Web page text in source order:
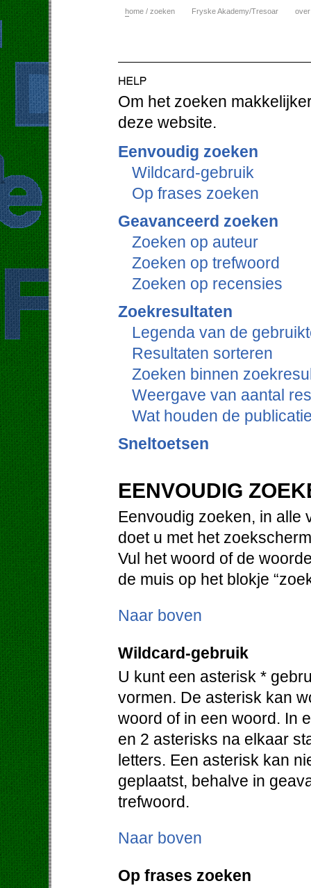
home / zoeken Fryske Akademy/Tresoar
Om het zoeken
deze website.
Eenvoudig zoeken
Wildcard-gebruik
Op frases zoeken
Geavanceerd zoeken
Zoeken op auteur
Zoeken op trefwoord
Zoeken op recensies
Zoekresultaten
Legenda van de
Resultaten sorteren
Zoeken binnen
Weergave van aantal
Wat houden de
Sneltoetsen
EENVOUDIG
Eenvoudig zoeken, in alle
doet u met het
Vul het woord of de
de muis op het blokje
Naar boven
Wildcard-gebruik
U kunt een asterisk *
vormen. De asterisk kan
woord of in een woord. In
en 2 asterisks na elkaar
letters. Een asterisk kan
geplaatst, behalve in
trefwoord.
Naar boven
Op frases zoeken